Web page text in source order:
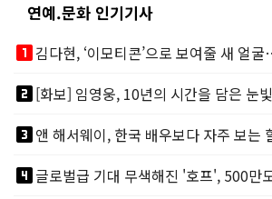
연예.문화 인기기사
looks_one김다현, ‘이모티콘’으로 보여줄 새 얼
looks_two[화보] 임영웅, 10년의 시간을 담은 눈빛
looks_3앤 해서웨이, 한국 배우보다 자주 보는
looks_4글로벌급 기대 무색해진 '호프', 500만